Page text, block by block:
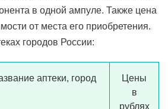
в одной ампуле. Также цена
от места его приобретения.
городов России:
аптеки, город
Цены
в
рублях